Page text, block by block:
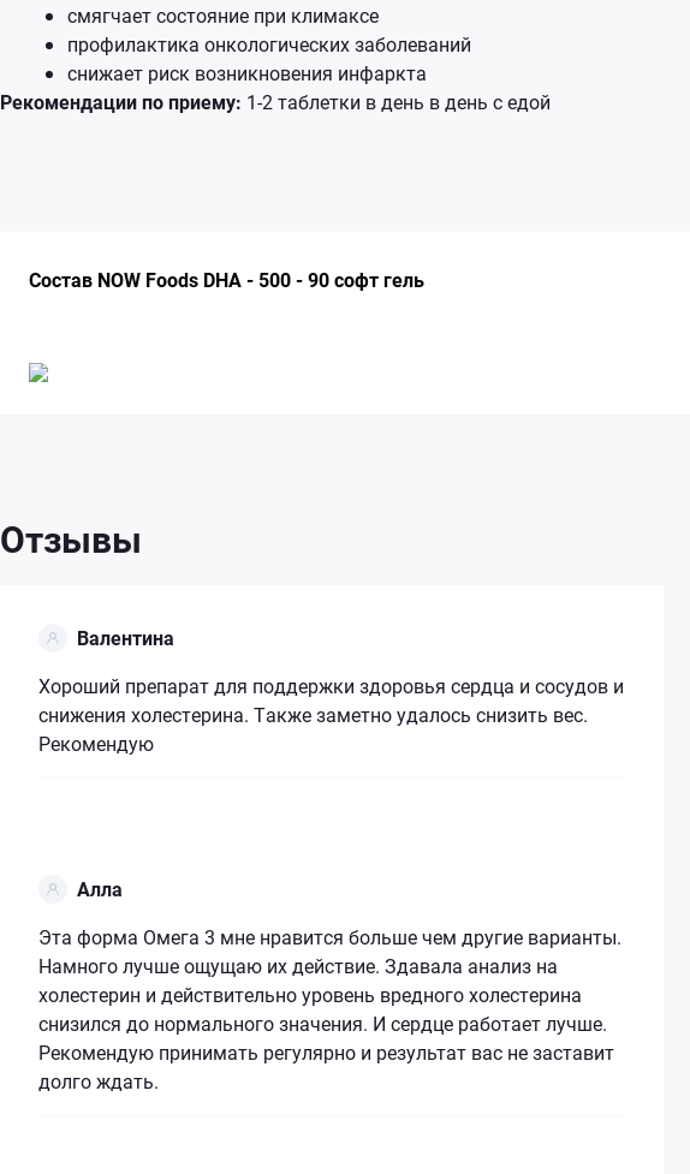
смягчает состояние при климаксе
профилактика онкологических заболеваний
снижает риск возникновения инфаркта
Рекомендации по приему: 1-2 таблетки в день в день с едой
Состав NOW Foods DHA - 500 - 90 софт гель
Отзывы
Валентина
Хороший препарат для поддержки здоровья сердца и сосудов и
снижения холестерина. Также заметно удалось снизить вес.
Рекомендую
Алла
Эта форма Омега 3 мне нравится больше чем другие варианты.
Намного лучше ощущаю их действие. Здавала анализ на
холестерин и действительно уровень вредного холестерина
снизился до нормального значения. И сердце работает лучше.
Рекомендую принимать регулярно и результат вас не заставит
долго ждать.